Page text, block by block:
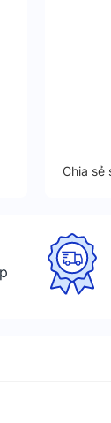
Chia sẻ